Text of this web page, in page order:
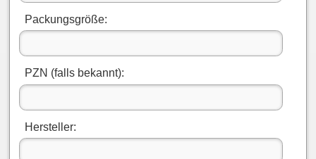
Packungsgröße:
PZN (falls bekannt):
Hersteller: